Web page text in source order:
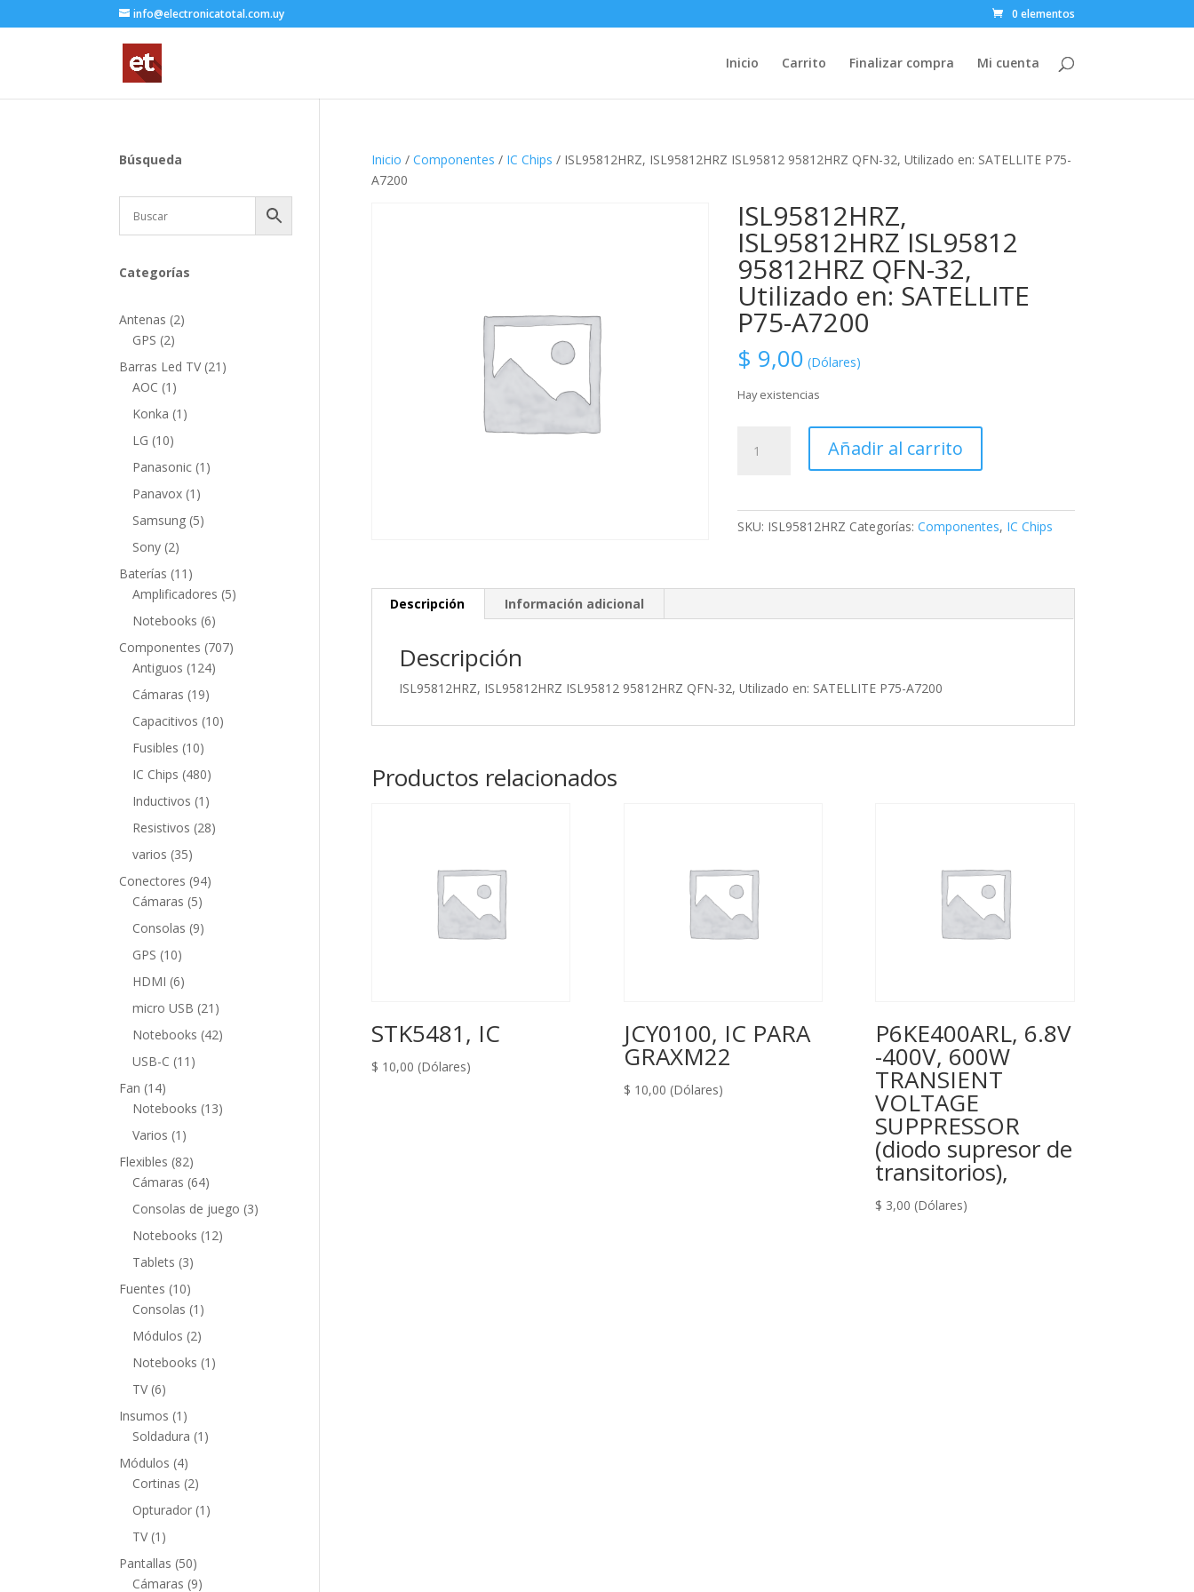
info@electronicatotal.com.uy 0 elementos
Inicio Carrito Finalizar compra Mi cuenta
Inicio / Componentes / IC Chips / ISL95812HRZ, ISL95812HRZ ISL95812 95812HRZ QFN-32, Utilizado en: SATELLITE P75-
A7200
ISL95812HRZ,
ISL95812HRZ ISL95812
95812HRZ QFN-32,
Utilizado en: SATELLITE
P75-A7200
$ 9,00 (Dólares)
Hay existencias
ISL95812HRZ
P75-
Añadir al carrito
SKU: ISL95812HRZ Categorías: Componentes, IC Chips
Descripción Información adicional
Descripción
ISL95812HRZ, ISL95812HRZ ISL95812 95812HRZ QFN-32, Utilizado en: SATELLITE P75-A7200
Productos relacionados
STK5481, IC
$ 10,00 (Dólares)
JCY0100, IC PARA
GRAXM22
$ 10,00 (Dólares)
P6KE400ARL, 6.8V
-400V, 600W
TRANSIENT
VOLTAGE
SUPPRESSOR
(diodo supresor de
transitorios),
$ 3,00 (Dólares)
Búsqueda
Categorías
Antenas 22
GPS 22
productos
Barras Led TV 21 21
AOC 1 1
producto
Konka 1 1
LG 1010
productos
Panasonic 1 1
Panavox 1 1
producto
Samsung 55
Sony 22
productos
Baterías 11 11
productos
Amplificadores 55
Notebooks 66
productos
Componentes 707707
Antiguos 124124
Cámaras 1919
productos
Capacitivos 1010
Fusibles 1010
productos
IC Chips 480480
productos
Inductivos 1 1
producto
Resistivos 2828
varios 3535
productos
Conectores 9494
Cámaras 55
productos
Consolas 99
GPS 1010
productos
HDMI 66
productos
micro USB 21 21
productos
Notebooks 4242
USB-C 11 11
Fan 1414
productos
Notebooks 1313
Varios 1 1
producto
Flexibles 8282
productos
Cámaras 6464
productos
Consolas de juego 33
Notebooks 1212
Tablets 33
productos
Fuentes 1010
productos
Consolas 1 1
producto
Módulos 22
productos
Notebooks 1 1
TV 66
productos
Insumos 1 1
producto
Soldadura 1 1
Módulos 44
productos
Cortinas 22
productos
Opturador 1 1
TV 1 1
producto
Pantallas 5050
productos
Cámaras 99